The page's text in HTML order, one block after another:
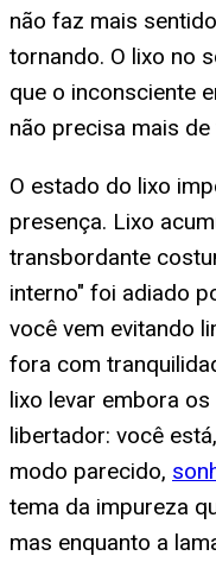
não faz mais
tornando. O lixo no
que o inconsciente
não precisa mais de
O estado do lixo
presença. Lixo
transbordante
interno" foi adiado
você vem evitando
fora com
lixo levar embora
libertador: você
modo parecido,
tema da impureza
mas enquanto a